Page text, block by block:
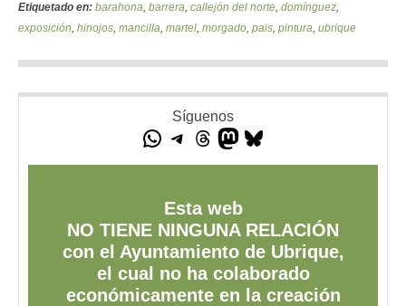
Etiquetado en: barahona, barrera, callejón del norte, domínguez,
exposición, hinojos, mancilla, martel, morgado, pais, pintura, ubrique
Síguenos
Esta web
NO TIENE NINGUNA RELACIÓN
con el Ayuntamiento de Ubrique,
el cual no ha colaborado
económicamente en la creación